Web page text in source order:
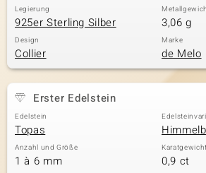
Classics
Legierung
925er Sterling Silber 3,06 g
Design
Collier
Marke
de Melo
Erster Edelstein
Edelstein
Topas
Anzahl und Größe
1 à 6 mm 0,9 ct